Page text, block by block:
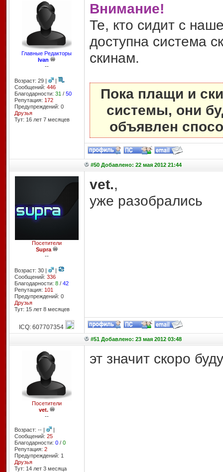
Главные Редакторы
Ivan
--
Возраст: 29 |
|
Сообщений: 446
Благодарности: 31 / 50
Репутация: 172
Предупреждений: 0
Друзья
Тут: 16 лет 7 месяцев
Внимание!
Те, кто сидит с
доступна система
скинам.
Пока плащи и
системы, они
объявлен
#50 Добавлено: 22 мая 2012 21:44
Посетители
Supra
--
Возраст: 30 |
|
Сообщений: 336
Благодарности: 8/ 42
Репутация: 101
Предупреждений: 0
Друзья
Тут: 15 лет 8 месяцев
vet.,
уже разобрались
ICQ: 607707354
#51 Добавлено: 23 мая 2012 03:48
Посетители
vet.
--
Возраст: -- |
|
Сообщений: 25
Благодарности: 0/ 0
Репутация: 2
Предупреждений: 1
Друзья
Тут: 14 лет 3 месяцa
эт значит скоро